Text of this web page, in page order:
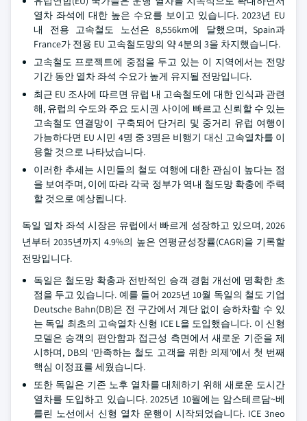
열차 좌석에 대한 높은 수요를 보이고 있습니다. 2023년 EU
내 전용 고속철도 노선은 8,556km에 달했으며, Spain과
France가 전용 EU 고속철도망의 약 4분의 3을 차지했습니다.
고속철도 프로젝트에 중점을 두고 있는 이 지역에서는 전망
기간 동안 열차 좌석 수요가 높게 유지될 전망입니다.
최근 EU 조사에 따르면 유럽 내 고속철도에 대한 인식과 관련
해, 유럽의 수도와 주요 도시권 사이에 빠르고 신뢰할 수 있는
고속철도 연결망이 구축되어 단거리 및 중거리 유럽 여행이
가능하다면 EU 시민 4명 중 3명은 비행기 대신 고속열차를 이
용할 것으로 나타났습니다.
이러한 추세는 시민들의 철도 여행에 대한 관심이 높다는 점
을 보여주며, 이에 따라 각국 정부가 역내 철도망 확충에 주력
할 것으로 예상됩니다.
독일 열차 좌석 시장은 유럽에서 빠르게 성장하고 있으며, 2026
년부터 2035년까지 4.9%의 높은 연평균성장률(CAGR)을 기록할
전망입니다.
독일은 철도망 확충과 전반적인 승객 경험 개선에 명확한 초
점을 두고 있습니다. 예를 들어 2025년 10월 독일의 철도 기업
Deutsche Bahn(DB)은 전 구간에서 계단 없이 승하차할 수 있
는 독일 최초의 고속열차 신형 ICE L을 도입했습니다. 이 신형
모델은 승객의 편안함과 접근성 측면에서 새로운 기준을 제
시하며, DB의 ‘만족하는 철도 고객을 위한 의제’에서 첫 번째
핵심 이정표를 세웠습니다.
또한 독일은 기존 노후 열차를 대체하기 위해 새로운 도시간
열차를 도입하고 있습니다. 2025년 10월에는 암스테르담~베
를린 노선에서 신형 열차 운행이 시작되었습니다. ICE 3neo